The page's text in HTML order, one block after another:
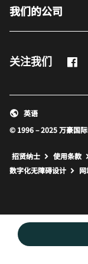
我们的公司
关注我们
© 1996 – 2025 万豪国
英语
招贤纳士 使用条款
数字化无障碍设计